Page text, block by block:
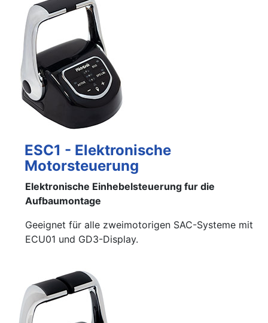
ESC1 - Elektronische
Motorsteuerung
Elektronische Einhebelsteuerung fur die
Aufbaumontage
Geeignet für alle zweimotorigen SAC-Systeme mit
ECU01 und GD3-Display.